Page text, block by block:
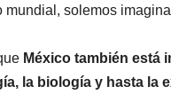
solemos
México también está
la biología y hasta la